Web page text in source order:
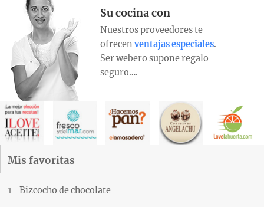
Su cocina con
Nuestros proveedores te
ofrecen ventajas especiales.
Ser webero supone regalo
seguro….
Mis favoritas
Bizcocho de chocolate